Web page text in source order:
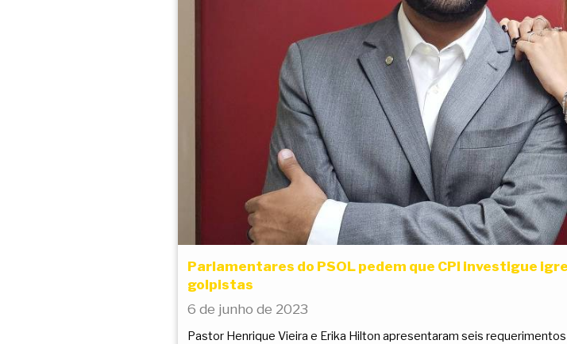
Parlamentares do PSOL pedem que CPI investigue
golpistas
6 de junho de 2023
Pastor Henrique Vieira e Erika Hilton apresentaram seis